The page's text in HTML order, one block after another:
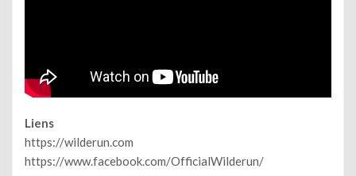
Liens
https://wilderun.com
https://www.facebook.com/OfficialWilderun/